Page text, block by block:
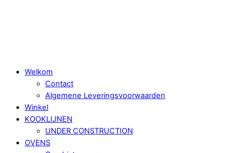
Welkom
Contact
Algemene Leveringsvoorwaarden
Winkel
KOOKLIJNEN
UNDER CONSTRUCTION
OVENS